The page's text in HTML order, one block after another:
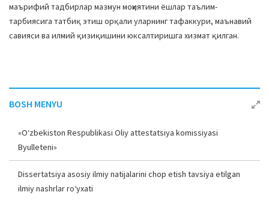
маърифий тадбирлар мазмун моҳиятини ёшлар таълим-
тарбиясига татбиқ этиш орқали уларнинг тафаккури, маънавий
савияси ва илмий қизиқишини юксалтиришга хизмат қилган.
BOSH MENYU
«O‘zbekiston Respublikasi Oliy attestatsiya komissiyasi
Byulleteni»
Dissertatsiya asosiy ilmiy natijalarini chop etish tavsiya etilgan
ilmiy nashrlar ro‘yxati